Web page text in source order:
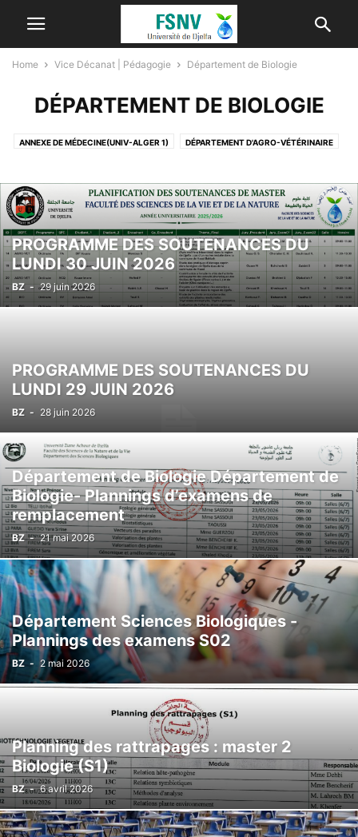
Home Vice Décanat | Pédagogie Département de Biologie
DÉPARTEMENT DE BIOLOGIE
ANNEXE DE MÉDECINE(UNIV-ALGER 1) DÉPARTEMENT D'AGRO-VÉTÉRINAIRE
DÉPARTEMENT DES SCIENCES DE LA TERRE ET DE L’UNIVERS
TRONC COMMUN
PROGRAMME DES SOUTENANCES DU
LUNDI 30 JUIN 2026
BZ - 29 juin 2026
PROGRAMME DES SOUTENANCES DU
LUNDI 29 JUIN 2026
BZ - 28 juin 2026
Département de Biologie Département de
Biologie- Plannings d’examens de
remplacement
BZ - 21 mai 2026
Département Sciences Biologiques -
Plannings des examens S02
BZ - 2 mai 2026
Planning des rattrapages : master 2
Biologie (S1)
BZ - 6 avril 2026